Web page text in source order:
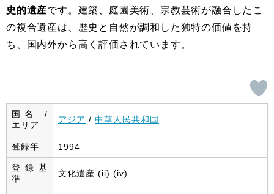
史的遺産です。建築、庭園美術、宗教芸術が融合したこ
の複合遺産は、歴史と自然が調和した独特の価値を持
ち、国内外から高く評価されています。
国名 /
エリア
アジア / 中華人民共和国
登録年 1994
登録基
準
文化遺産 (ii) (iv)